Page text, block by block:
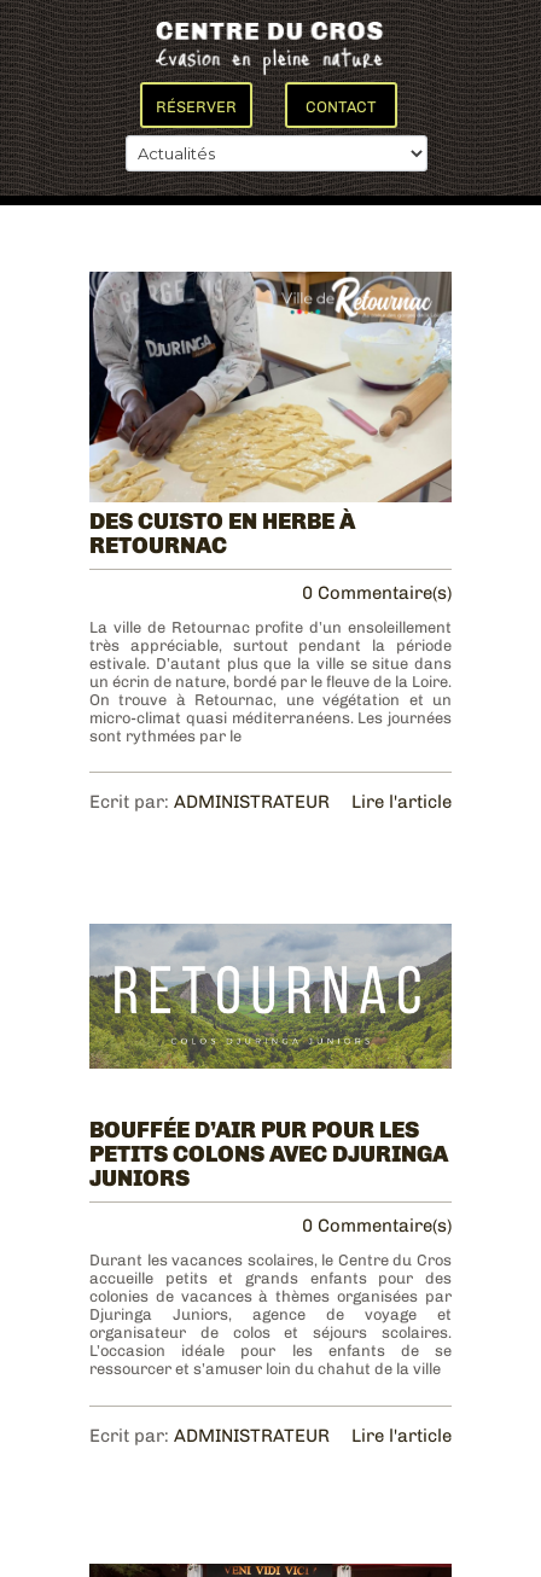
RÉSERVER CONTACT
DES CUISTO EN HERBE À
RETOURNAC
0 Commentaire(s)
La ville de Retournac profite d’un ensoleillement
très appréciable, surtout pendant la période
estivale. D’autant plus que la ville se situe dans
un écrin de nature, bordé par le fleuve de la Loire.
On trouve à Retournac, une végétation et un
micro-climat quasi méditerranéens. Les journées
sont rythmées par le
Ecrit par: ADMINISTRATEUR Lire l'article
BOUFFÉE D’AIR PUR POUR LES
PETITS COLONS AVEC DJURINGA
JUNIORS
0 Commentaire(s)
Durant les vacances scolaires, le Centre du Cros
accueille petits et grands enfants pour des
colonies de vacances à thèmes organisées par
Djuringa Juniors, agence de voyage et
organisateur de colos et séjours scolaires.
L’occasion idéale pour les enfants de se
ressourcer et s’amuser loin du chahut de la ville
Ecrit par: ADMINISTRATEUR Lire l'article